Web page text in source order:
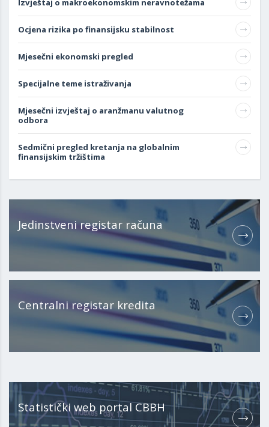
Izvještaj o makroekonomskim neravnotežama
Ocjena rizika po finansijsku stabilnost
Mjesečni ekonomski pregled
Specijalne teme istraživanja
Mjesečni izvještaj o aranžmanu valutnog
odbora
Sedmični pregled kretanja na globalnim
finansijskim tržištima
Jedinstveni registar računa
Centralni registar kredita
Statistički web portal CBBH